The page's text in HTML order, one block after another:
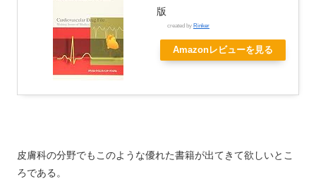
版
created by Rinker
Amazonレビューを見る
皮膚科の分野でもこのような優れた書籍が出てきて欲しいとこ
ろである。